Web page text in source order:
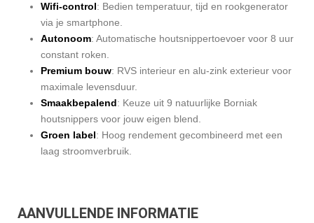
Wifi-control: Bedien temperatuur, tijd en rookgenerator
via je smartphone.
Autonoom: Automatische houtsnippertoevoer voor 8 uur
constant roken.
Premium bouw: RVS interieur en alu-zink exterieur voor
maximale levensduur.
Smaakbepalend: Keuze uit 9 natuurlijke Borniak
houtsnippers voor jouw eigen blend.
Groen label: Hoog rendement gecombineerd met een
laag stroomverbruik.
AANVULLENDE INFORMATIE